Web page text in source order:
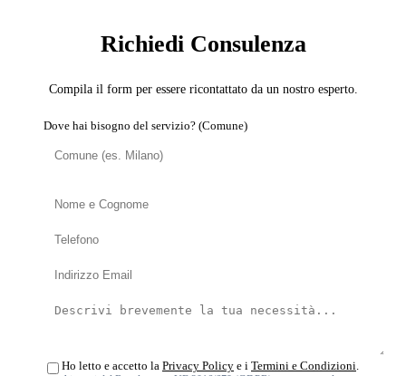
Richiedi Consulenza
Compila il form per essere ricontattato da un nostro esperto.
Dove hai bisogno del servizio? (Comune)
Ho letto e accetto la Privacy Policy e i Termini e Condizioni